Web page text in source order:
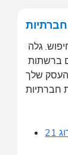
איך ליצור תוכן מרתק ומעורר עניין, לבנות קהילה מקורית וליצור קשרים עם לקוחות פוטנציאליים. קבל כלים וטיפים לניהול אסטרטגי של קמפיינים ברשתות
העסק שלך